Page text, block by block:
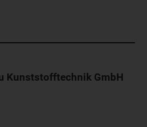
Kunststofftechnik GmbH